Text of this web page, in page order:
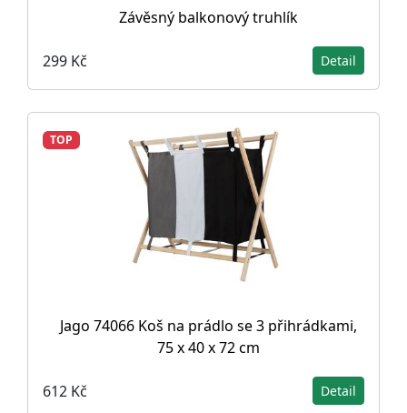
Závěsný balkonový truhlík
299 Kč Detail
TOP
Jago 74066 Koš na prádlo se 3 přihrádkami,
75 x 40 x 72 cm
612 Kč Detail